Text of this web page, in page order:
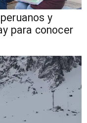
y
para conocer